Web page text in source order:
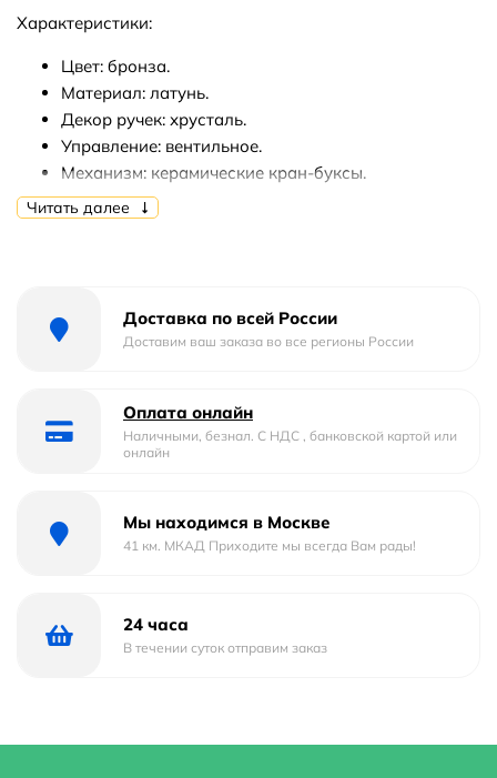
Характеристики:
Цвет: бронза.
Материал: латунь.
Декор ручек: хрусталь.
Управление: вентильное.
Механизм: керамические кран-буксы.
Излив: фиксированный.
Аэратор.
Гибкая подводка 1/2.
В комплекте поставки:
Набор креплений.
Читать далее
Доставка по всей России
Доставим ваш заказа во все регионы России
Оплата онлайн
Наличными, безнал. С НДС , банковской картой или
онлайн
Мы находимся в Москве
41 км. МКАД Приходите мы всегда Вам рады!
24 часа
В течении суток отправим заказ